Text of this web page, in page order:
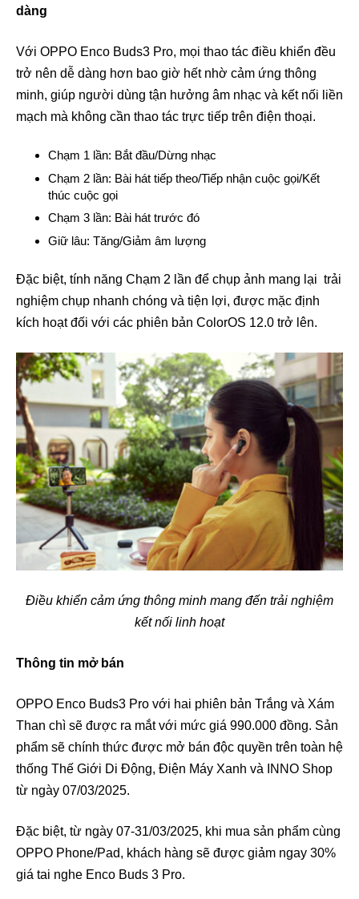
dàng
Với OPPO Enco Buds3 Pro, mọi thao tác điều khiển đều
trở nên dễ dàng hơn bao giờ hết nhờ cảm ứng thông
minh, giúp người dùng tận hưởng âm nhạc và kết nối liền
mạch mà không cần thao tác trực tiếp trên điện thoại.
Chạm 1 lần: Bắt đầu/Dừng nhạc
Chạm 2 lần: Bài hát tiếp theo/Tiếp nhận cuộc gọi/Kết
thúc cuộc gọi
Chạm 3 lần: Bài hát trước đó
Giữ lâu: Tăng/Giảm âm lượng
Đặc biệt, tính năng Chạm 2 lần để chụp ảnh mang lại trải
nghiệm chụp nhanh chóng và tiện lợi, được mặc định
kích hoạt đối với các phiên bản ColorOS 12.0 trở lên.
Điều khiển cảm ứng thông minh mang đến trải nghiệm
kết nối linh hoạt
Thông tin mở bán
OPPO Enco Buds3 Pro với hai phiên bản Trắng và Xám
Than chì sẽ được ra mắt với mức giá 990.000 đồng. Sản
phẩm sẽ chính thức được mở bán độc quyền trên toàn hệ
thống Thế Giới Di Động, Điện Máy Xanh và INNO Shop
từ ngày 07/03/2025.
Đặc biệt, từ ngày 07-31/03/2025, khi mua sản phẩm cùng
OPPO Phone/Pad, khách hàng sẽ được giảm ngay 30%
giá tai nghe Enco Buds 3 Pro.